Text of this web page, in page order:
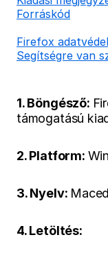
Forráskód
Firefox
Segítségre van
1. Böngésző:
támogatású
2. Platform:
3. Nyelv:
4. Letöltés: